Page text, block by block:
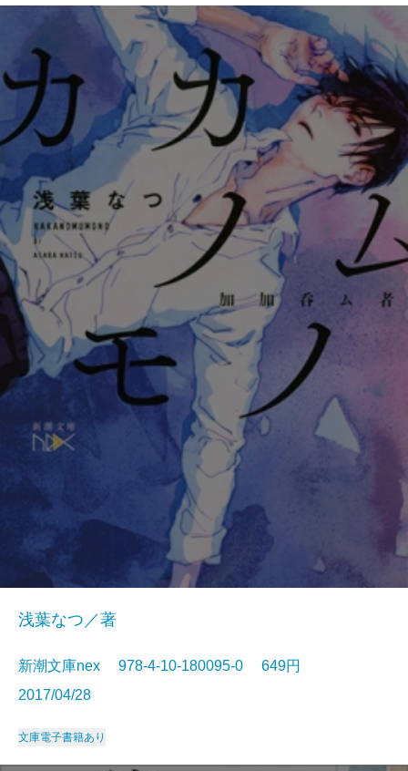
浅葉なつ／著
新潮文庫nex 978-4-10-180095-0 649円
2017/04/28
文庫電子書籍あり